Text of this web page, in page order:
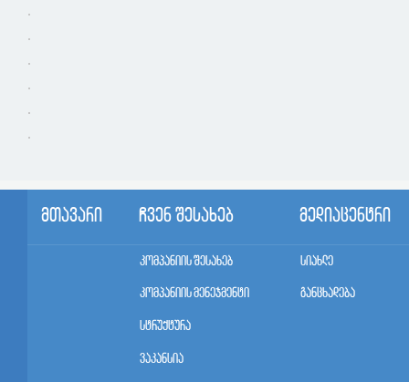
მთავარი ჩვენ შესახებ მედიაცენტრი
კომპანიის შესახებ სიახლე
კომპანიის მენეჯმენტი განცხადება
სტრუქტურა
ვაკანსია